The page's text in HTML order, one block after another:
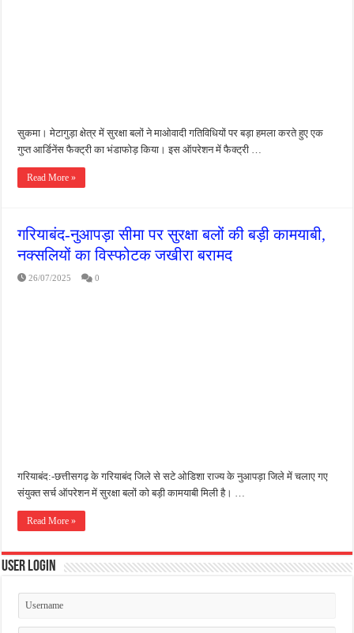
सुकमा। मेटागुड़ा क्षेत्र में सुरक्षा बलों ने माओवादी गतिविधियों पर बड़ा हमला करते हुए एक
गुप्त आर्डिनेंस फैक्ट्री का भंडाफोड़ किया। इस ऑपरेशन में फैक्ट्री …
Read More »
गरियाबंद-नुआपड़ा सीमा पर सुरक्षा बलों की बड़ी कामयाबी,
नक्सलियों का विस्फोटक जखीरा बरामद
26/07/2025 0
गरियाबंद:-छत्तीसगढ़ के गरियाबंद जिले से सटे ओडिशा राज्य के नुआपड़ा जिले में चलाए गए
संयुक्त सर्च ऑपरेशन में सुरक्षा बलों को बड़ी कामयाबी मिली है। …
Read More »
User Login